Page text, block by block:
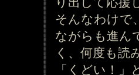
そんなわけで
ながらも進ん
く、何度も読
「くどい！